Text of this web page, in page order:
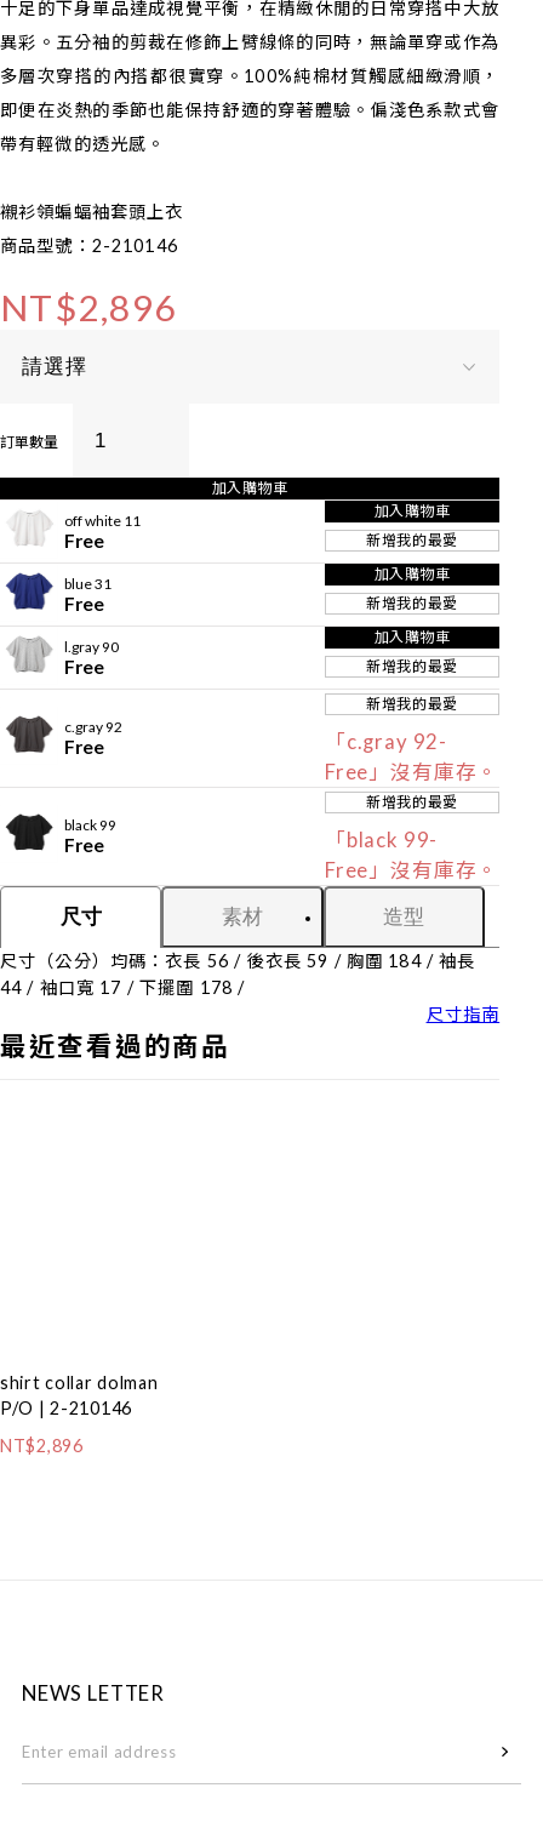
十足的下身單品達成視覺平衡，在精緻休閒的日常穿搭中大放
異彩。五分袖的剪裁在修飾上臂線條的同時，無論單穿或作為
多層次穿搭的內搭都很實穿。100%純棉材質觸感細緻滑順，
即便在炎熱的季節也能保持舒適的穿著體驗。偏淺色系款式會
帶有輕微的透光感。
襯衫領蝙蝠袖套頭上衣
商品型號：2-210146
NT$2,896
訂單數量
加入購物車
off white 11
Free
加入購物車
新增我的最愛
blue 31
Free
加入購物車
新增我的最愛
l.gray 90
Free
加入購物車
新增我的最愛
c.gray 92
Free
新增我的最愛
「c.gray 92-
Free」沒有庫存。
black 99
Free
新增我的最愛
「black 99-
Free」沒有庫存。
尺寸 素材 造型
尺寸（公分）均碼：衣長 56 / 後衣長 59 / 胸圍 184 / 袖長
44 / 袖口寬 17 / 下擺圍 178 /
尺寸指南
最近查看過的商品
shirt collar dolman
P/O | 2-210146
NT$2,896
NEWS LETTER